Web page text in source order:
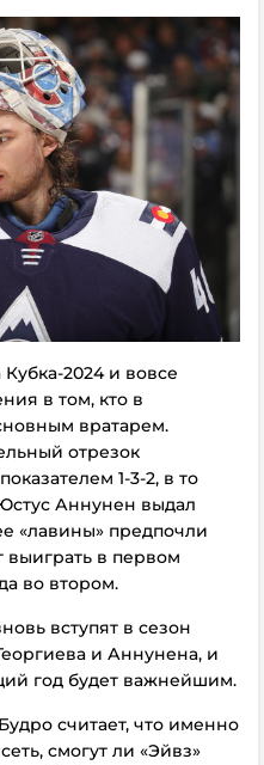
2024 и вовсе
в том, кто в
вратарем.
отрезок
1-3-2, в то
Аннунен выдал
«лавины» предпочли
выиграть в первом
во втором.
вступят в сезон
и Аннунена, и
год будет важнейшим.
считает, что именно
смогут ли «Эйвз»